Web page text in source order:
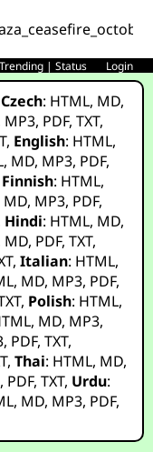
Trending |Status Login
Czech: HTML, MD,
MP3, PDF,TXT,
, English: HTML,
, MD, MP3, PDF,
Finnish: HTML,
MD, MP3, PDF,
Hindi: HTML, MD,
MD, PDF,TXT,
,Italian: HTML,
, MD, MP3, PDF,
, Polish: HTML,
, MD, MP3,
, PDF,TXT,
,Thai: HTML, MD,
, PDF,TXT, Urdu:
, MD, MP3, PDF,